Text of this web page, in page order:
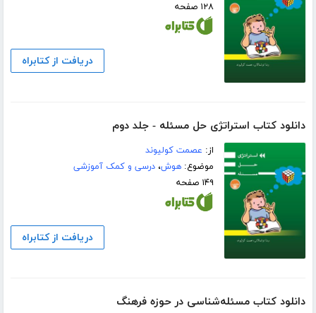
۱۲۸ صفحه
دریافت از کتابراه
دانلود کتاب استراتژی حل مسئله - جلد دوم
از: عصمت کولیوند
موضوع:هوش،درسی و کمک آموزشی
۱۴۹ صفحه
دریافت از کتابراه
دانلود کتاب مسئله‌شناسی در حوزه فرهنگ